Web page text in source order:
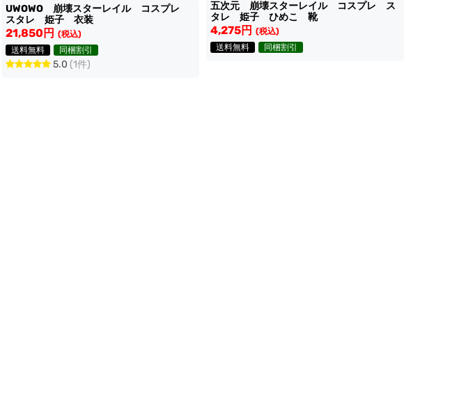
UWOWO 崩壊スターレイル コスプレ
スタレ 姫子 衣装
21,850円 (税込)
送料無料
同梱割引
5.0 (1件)
五次元 崩壊スターレイル コスプレ ス
タレ 姫子 ひめこ 靴
4,275円 (税込)
送料無料
同梱割引